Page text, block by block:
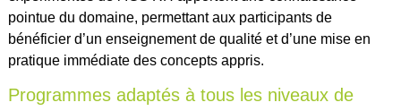
pointue du domaine, permettant aux participants de
bénéficier d’un enseignement de qualité et d’une mise en
pratique immédiate des concepts appris.
Programmes adaptés à tous les niveaux de